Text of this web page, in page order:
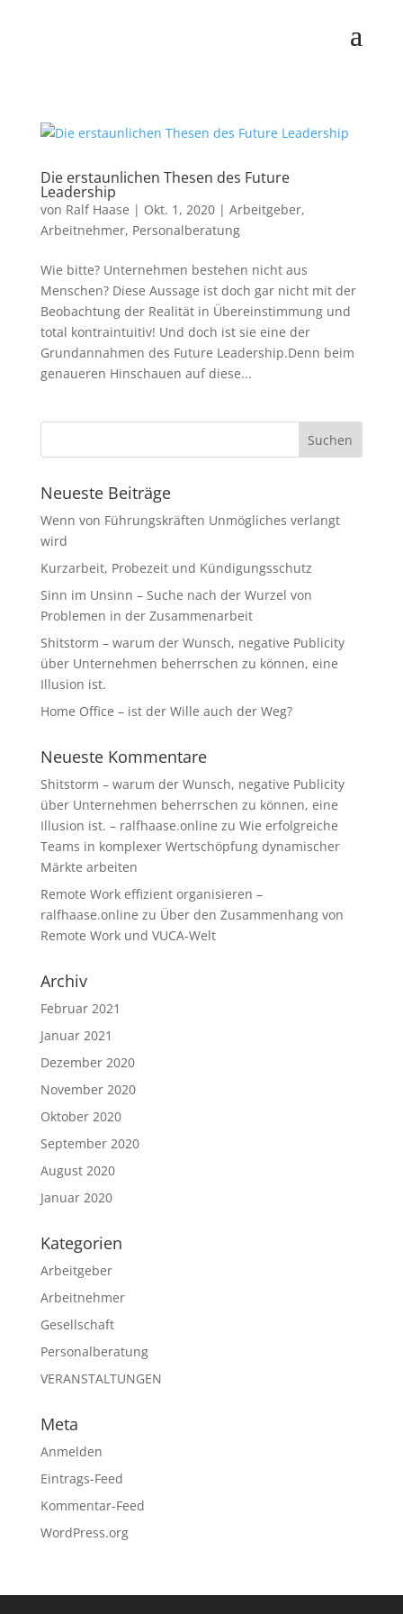
Die erstaunlichen Thesen des Future
Leadership
von Ralf Haase | Okt. 1, 2020| Arbeitgeber,
Arbeitnehmer, Personalberatung
Wie bitte? Unternehmen bestehen nicht aus
Menschen? Diese Aussage ist doch gar nicht mit der
Beobachtung der Realität in Übereinstimmung und
total kontraintuitiv! Und doch ist sie eine der
Grundannahmen des Future Leadership.Denn beim
genaueren Hinschauen auf diese...
Neueste Beiträge
Wenn von Führungskräften Unmögliches verlangt
wird
Kurzarbeit, Probezeit und Kündigungsschutz
Sinn im Unsinn – Suche nach der Wurzel von
Problemen in der Zusammenarbeit
Shitstorm – warum der Wunsch, negative Publicity
über Unternehmen beherrschen zu können, eine
Illusion ist.
Home Office – ist der Wille auch der Weg?
Neueste Kommentare
Shitstorm – warum der Wunsch, negative Publicity
über Unternehmen beherrschen zu können, eine
Illusion ist. – ralfhaase.online zu Wie erfolgreiche
Teams in komplexer Wertschöpfung dynamischer
Märkte arbeiten
Remote Work effizient organisieren –
ralfhaase.online zu Über den Zusammenhang von
Remote Work und VUCA-Welt
Archiv
Februar 2021
Januar 2021
Dezember 2020
November 2020
Oktober 2020
September 2020
August 2020
Januar 2020
Kategorien
Arbeitgeber
Arbeitnehmer
Gesellschaft
Personalberatung
VERANSTALTUNGEN
Meta
Anmelden
Eintrags-Feed
Kommentar-Feed
WordPress.org